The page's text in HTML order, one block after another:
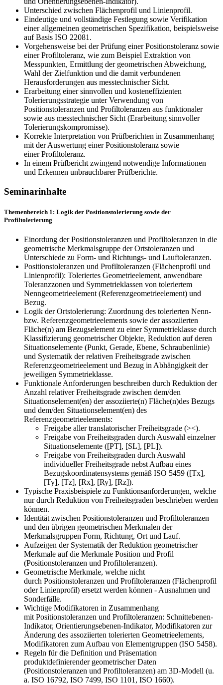
Unterschied zwischen Flächenprofil und Linienprofil.
Eindeutige und vollständige Festlegung sowie Verifikation
einer allgemeinen geometrischen Spezifikation, beispielsweise
auf Basis ISO 22081.
Vorgehensweise bei der Prüfung einer Positionstoleranz sowie
einer Profiltoleranz, wie zum Beispiel Extraktion von
Messpunkten, Ermittlung der geometrischen Abweichung,
Wahl der Zielfunktion und die damit verbundenen
Herausforderungen aus messtechnischer Sicht.
Erarbeitung einer sinnvollen und kosteneffizienten
Tolerierungsstrategie unter Verwendung von
Positionstoleranzen und Profiltoleranzen aus funktionaler
sowie aus messtechnischer Sicht (Erarbeitung sinnvoller
Tolerierungskompromisse).
Korrekte Interpretation von Prüfberichten in Zusammenhang
mit der Auswertung einer Positionstoleranz sowie
einer Profiltoleranz.
In einem Prüfbericht zwingend notwendige Informationen
und Erkennen unbrauchbarer Prüfberichte.
Seminarinhalte
Themenbereich 1: Logik der Positionstolerierung sowie der
Profiltolerierung
Einordung der Positionstoleranzen und Profiltoleranzen in die
geometrische Merkmalsgruppe der Ortstoleranzen und
Unterschiede zu Form- und Richtungs- und Lauftoleranzen.
Positionstoleranzen und Profiltoleranzen (Flächenprofil und
Linienprofil): Toleriertes Geometrieelement, anwendbare
Toleranzzonen und Symmetrieklassen von toleriertem
Nenngeometrieelement (Referenzgeometrieelement) und
Bezug.
Logik der Ortstolerierung: Zuordnung des tolerierten Nenn-
bzw. Referenzgeometrieelements sowie der assoziierten
Fläche(n) am Bezugselement zu einer Symmetrieklasse durch
Klassifizierung geometrischer Objekte, Reduktion auf deren
Situationselemente (Punkt, Gerade, Ebene, Schraubenlinie)
und Systematik der relativen Freiheitsgrade zwischen
Referenzgeometrieelement und Bezug in Abhängigkeit der
jeweiligen Symmetrieklasse.
Funktionale Anforderungen beschreiben durch Reduktion der
Anzahl relativer Freiheitsgrade zwischen dem/den
Situationselement(en) der assoziierte(n) Fläche(n)des Bezugs
und dem/den Situationselement(en) des
Referenzgeometrieelements:
Freigabe aller translatorischer Freiheitsgrade (><).
Freigabe von Freiheitsgraden durch Auswahl einzelner
Situationselemente ([PT], [SL], [PL]).
Freigabe von Freiheitsgraden durch Auswahl
individueller Freiheitsgrade nebst Aufbau eines
Bezugskoordinatensystems gemäß ISO 5459 ([Tx],
[Ty], [Tz], [Rx], [Ry], [Rz]).
Typische Praxisbeispiele zu Funktionsanforderungen, welche
nur durch Reduktion von Freiheitsgraden beschrieben werden
können.
Identität zwischen Positionstoleranzen und Profiltoleranzen
und den übrigen geometrischen Merkmalen der
Merkmalsgruppen Form, Richtung, Ort und Lauf.
Aufzeigen der Systematik der Reduktion geometrischer
Merkmale auf die Merkmale Position und Profil
(Positionstoleranzen und Profiltoleranzen).
Geometrische Merkmale, welche nicht
durch Positionstoleranzen und Profiltoleranzen (Flächenprofil
oder Linienprofil) ersetzt werden können - Ausnahmen und
Sonderfälle.
Wichtige Modifikatoren in Zusammenhang
mit Positionstoleranzen und Profiltoleranzen: Schnittebenen-
Indikator, Orientierungsebenen-Indikator, Modifikatoren zur
Änderung des assoziierten tolerierten Geometrieelements,
Modifikatoren zum Aufbau von Elementgruppen (ISO 5458).
Regeln für die Definition und Präsentation
produktdefinierender geometrischer Daten
(Positionstoleranzen und Profiltoleranzen) am 3D-Modell (u.
a. ISO 16792, ISO 7499, ISO 1101, ISO 1660).